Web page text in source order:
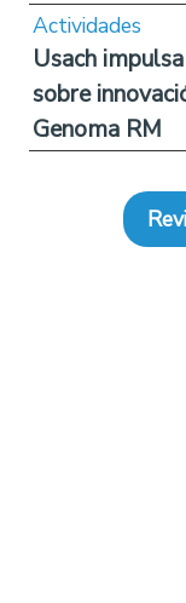
Actividades
Usach
sobre
Genoma RM